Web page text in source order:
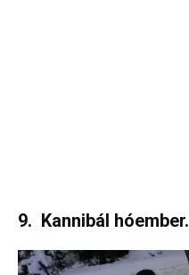
9. Kannibál hóember.